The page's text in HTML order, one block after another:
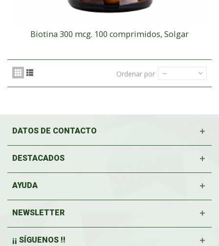
Biotina 300 mcg. 100 comprimidos, Solgar
Ordenar por --
DATOS DE CONTACTO
DESTACADOS
AYUDA
NEWSLETTER
¡¡ SÍGUENOS !!